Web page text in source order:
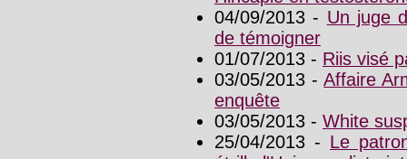
04/09/2013 - Un juge
de témoigner
01/07/2013 - Riis visé
03/05/2013 -Affaire
enquête
03/05/2013 - White
25/04/2013 - Le